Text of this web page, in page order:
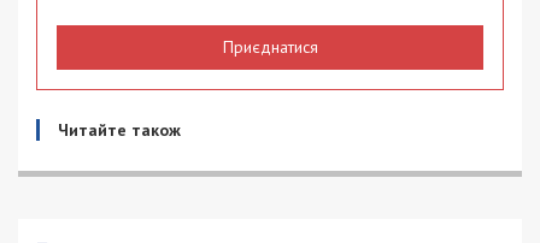
Приєднатися
Читайте також